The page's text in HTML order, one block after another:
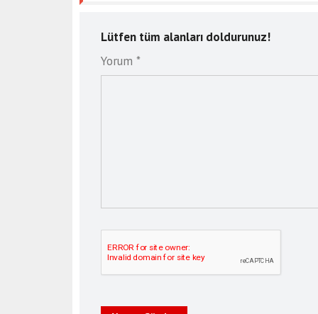
Lütfen tüm alanları doldurunuz!
Yorum *